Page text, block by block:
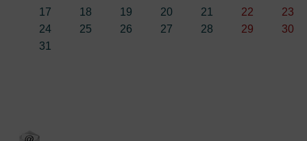
17
18 19 20 21 22
23
24
25 26 27 28 29
30
31